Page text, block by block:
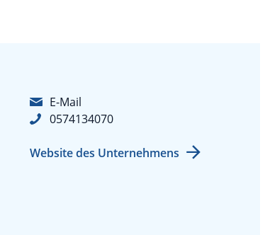
E-Mail
0574134070
Website des Unternehmens